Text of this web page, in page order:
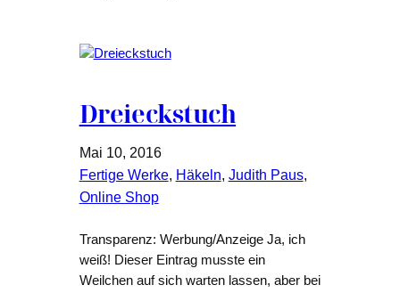
Dreieckstuch
Mai 10, 2016
Fertige Werke, Häkeln, Judith Paus
Online Shop
Transparenz: Werbung/Anzeige Ja, ich
weiß! Dieser Eintrag musste ein
Weilchen auf sich warten lassen, aber bei